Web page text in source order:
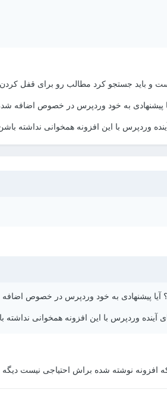
و باید جستجو کرد مطالب رو برای قفل
پیشنهادی به خود وردپرس در خصوص اضافه
وردپرس با این افزونه همخوانی نداشته
آیا پیشنهادی به خود وردپرس در خصوص
آینده وردپرس با این افزونه همخوانی نداشته
نوشته شده براش احتیاجی نیست